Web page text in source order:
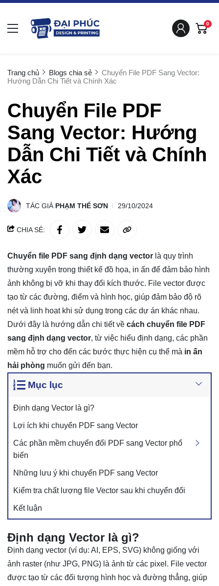
0
Trang chủ Blogs chia sẻ
Chuyển File PDF Sang Vector:
Hướng Dẫn Chi Tiết và Chính Xác
Chuyển File PDF
Sang Vector: Hướng
Dẫn Chi Tiết và Chính
Xác
TÁC GIẢ PHẠM THẾ SƠN 29/10/2024
CHIA SẺ:
Chuyển file PDF sang định dạng vector là quy trình
thường xuyên trong thiết kế đồ họa, in ấn để đảm bảo hình
ảnh không bị vỡ khi thay đổi kích thước. File vector được
tạo từ các đường, điểm và hình học, giúp đảm bảo độ rõ
nét và linh hoạt khi sử dụng trong các dự án khác nhau.
Dưới đây là hướng dẫn chi tiết về cách chuyển file PDF
sang định dạng vector, từ việc hiểu định dạng, các phần
mềm hỗ trợ cho đến các bước thực hiện cụ thể mà in ấn
hải phòng muốn gửi đến bạn.
Mục lục
Định dạng Vector là gì?
Lợi ích khi chuyển PDF sang Vector
Các phần mềm chuyển đổi PDF sang Vector phổ
biến
Những lưu ý khi chuyển PDF sang Vector
Kiểm tra chất lượng file Vector sau khi chuyển đổi
Kết luận
Định dạng Vector là gì?
Định dạng vector (ví dụ: AI, EPS, SVG) không giống với
ảnh raster (như JPG, PNG) là ảnh từ các pixel. File vector
được tạo từ các đối tượng hình học và đường thẳng, giúp